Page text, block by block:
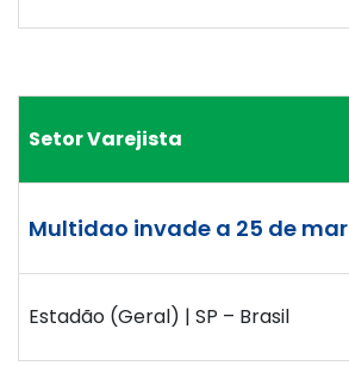
Setor Varejista
Multidao invade a 25 de
Estadão (Geral) | SP – Brasil